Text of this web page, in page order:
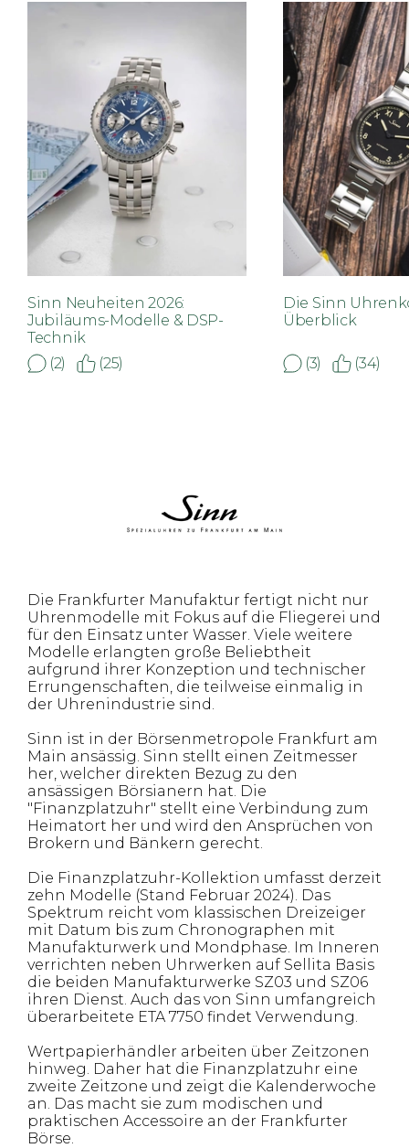
Sinn Neuheiten 2026:
Jubiläums-Modelle & DSP-
Technik
(2)
(25)
Die Sinn
Überblick
(3) (34)
Die Frankfurter Manufaktur fertigt nicht nur
Uhrenmodelle mit Fokus auf die Fliegerei und
für den Einsatz unter Wasser. Viele weitere
Modelle erlangten große Beliebtheit
aufgrund ihrer Konzeption und technischer
Errungenschaften, die teilweise einmalig in
der Uhrenindustrie sind.
Sinn ist in der Börsenmetropole Frankfurt am
Main ansässig. Sinn stellt einen Zeitmesser
her, welcher direkten Bezug zu den
ansässigen Börsianern hat. Die
"Finanzplatzuhr" stellt eine Verbindung zum
Heimatort her und wird den Ansprüchen von
Brokern und Bänkern gerecht.
Die Finanzplatzuhr-Kollektion umfasst derzeit
zehn Modelle (Stand Februar 2024). Das
Spektrum reicht vom klassischen Dreizeiger
mit Datum bis zum Chronographen mit
Manufakturwerk und Mondphase. Im Inneren
verrichten neben Uhrwerken auf Sellita Basis
die beiden Manufakturwerke SZ03 und SZ06
ihren Dienst. Auch das von Sinn umfangreich
überarbeitete ETA 7750 findet Verwendung.
Wertpapierhändler arbeiten über Zeitzonen
hinweg. Daher hat die Finanzplatzuhr eine
zweite Zeitzone und zeigt die Kalenderwoche
an. Das macht sie zum modischen und
praktischen Accessoire an der Frankfurter
Börse.